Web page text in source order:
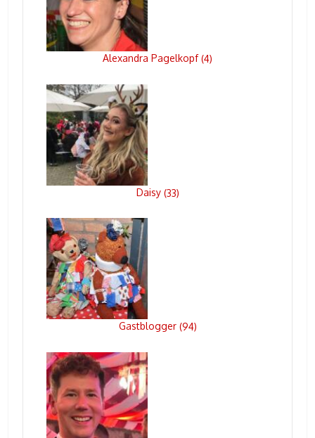
Alexandra Pagelkopf(4)
Daisy (33)
Gastblogger (94)